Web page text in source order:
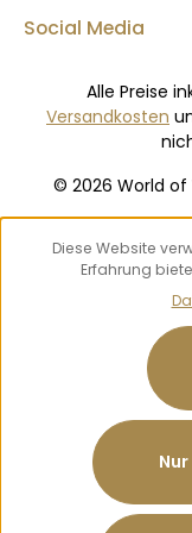
Social Media
© 2026 World
Alle Preise
Versandkosten
Diese Website
Erfahrung